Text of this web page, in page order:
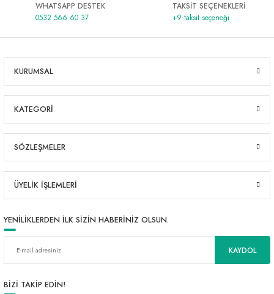
WHATSAPP DESTEK
0532 566 60 37
TAKSİT SEÇENEKLERİ
+9 taksit seçeneği
KURUMSAL
KATEGORİ
SÖZLEŞMELER
ÜYELİK İŞLEMLERİ
YENİLİKLERDEN İLK SİZİN HABERİNİZ OLSUN.
KAYDOL
BİZİ TAKİP EDİN!